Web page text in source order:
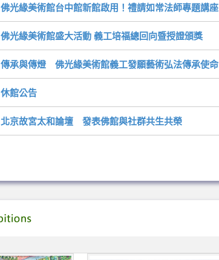
佛光緣美術館台中館新館啟用！禮請如常法師專題講座
佛光緣美術館盛大活動 義工培福總回向暨授證頒獎
傳承與傳燈 佛光緣美術館義工發願藝術弘法傳承使命
休館公告
北京故宮太和論壇 發表佛館與社群共生共榮